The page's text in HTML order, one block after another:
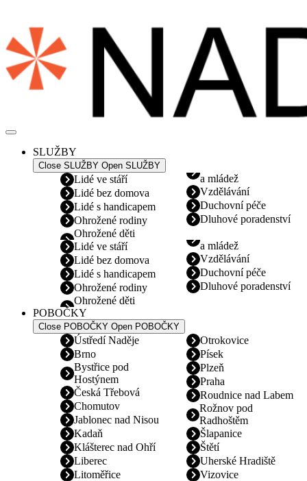
obsahu
SLUŽBY
Close SLUŽBY Open SLUŽBY
Lidé ve stáří
Lidé bez domova
Lidé s handicapem
Ohrožené rodiny
Ohrožené děti
a mládež
Vzdělávání
Duchovní péče
Dluhové poradenství
Lidé ve stáří
Lidé bez domova
Lidé s handicapem
Ohrožené rodiny
Ohrožené děti
a mládež
Vzdělávání
Duchovní péče
Dluhové poradenství
POBOČKY
Close POBOČKY Open POBOČKY
Ústředí Naděje
Brno
Bystřice pod
Hostýnem
Česká Třebová
Chomutov
Jablonec nad Nisou
Kadaň
Klášterec nad Ohří
Liberec
Litoměřice
Otrokovice
Písek
Plzeň
Praha
Roudnice nad Labem
Rožnov pod
Radhoštěm
Šlapanice
Štětí
Uherské Hradiště
Vizovice